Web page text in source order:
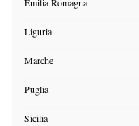
Liguria
Marche
Puglia
Sicilia